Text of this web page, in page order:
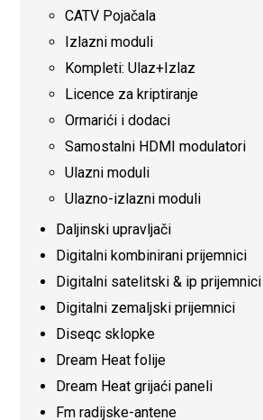
CATV Pojačala
Izlazni moduli
Kompleti: Ulaz+Izlaz
Licence za kriptiranje
Ormarići i dodaci
Samostalni HDMI modulatori
Ulazni moduli
Ulazno-izlazni moduli
Daljinski upravljači
Digitalni kombinirani prijemnici
Digitalni satelitski & ip prijemnici
Digitalni zemaljski prijemnici
Diseqc sklopke
Dream Heat folije
Dream Heat grijaći paneli
Fm radijske-antene